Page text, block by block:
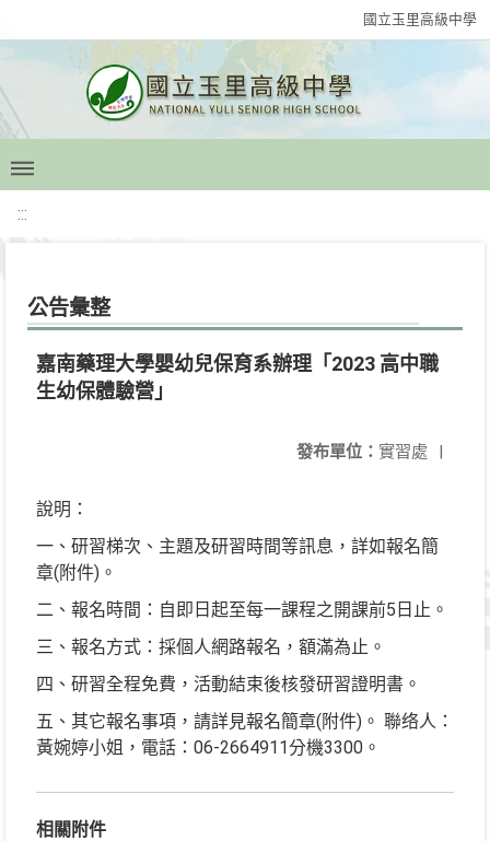
國立玉里高級中學
:::
公告彙整
嘉南藥理大學嬰幼兒保育系辦理「2023 高中職
生幼保體驗營」
發布單位： 實習處 |
說明：
一、研習梯次、主題及研習時間等訊息，詳如報名簡
章(附件)。
二、報名時間：自即日起至每一課程之開課前5日止。
三、報名方式：採個人網路報名，額滿為止。
四、研習全程免費，活動結束後核發研習證明書。
五、其它報名事項，請詳見報名簡章(附件)。 聯络人：
黃婉婷小姐，電話：06-2664911分機3300。
相關附件